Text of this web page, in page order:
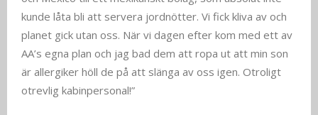
kunde låta bli att servera jordnötter. Vi fick kliva av och
planet gick utan oss. När vi dagen efter kom med ett av
AA’s egna plan och jag bad dem att ropa ut att min son
är allergiker höll de på att slänga av oss igen. Otroligt
otrevlig kabinpersonal!”